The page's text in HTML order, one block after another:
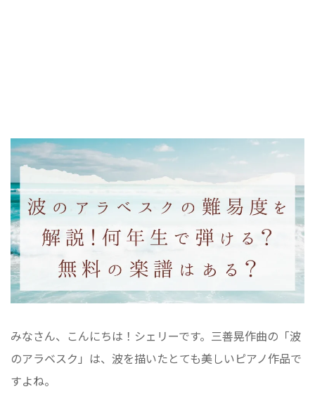
みなさん、こんにちは！シェリーです。三善晃作曲の「波
のアラベスク」は、波を描いたとても美しいピアノ作品で
すよね。